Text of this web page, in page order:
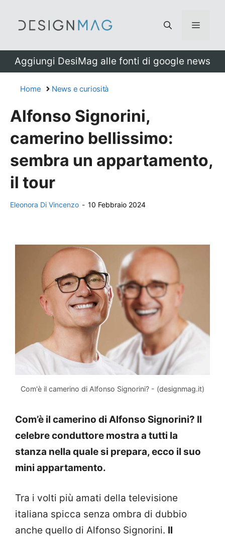
Menu
Aggiungi DesiMag alle fonti di google news
Home News e curiosità
Alfonso Signorini,
camerino bellissimo:
sembra un appartamento,
il tour
Eleonora Di Vincenzo - 10 Febbraio 2024
Com'è il camerino di Alfonso Signorini? - (designmag.it)
Com’è il camerino di Alfonso Signorini? Il
celebre conduttore mostra a tutti la
stanza nella quale si prepara, ecco il suo
mini appartamento.
Tra i volti più amati della televisione
italiana spicca senza ombra di dubbio
anche quello di Alfonso Signorini. Il